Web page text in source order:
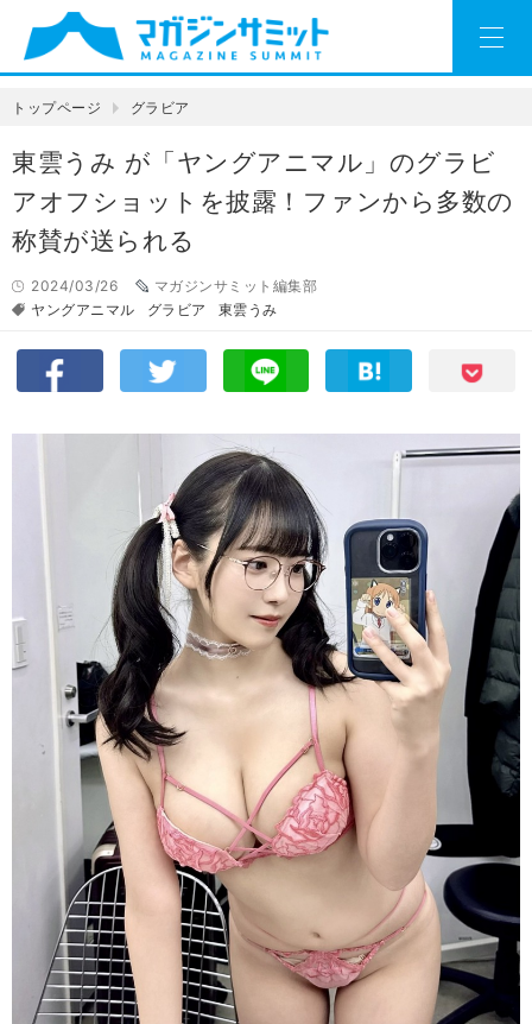
トップページ グラビア
東雲うみ が「ヤングアニマル」のグラビ
アオフショットを披露！ファンから多数の
称賛が送られる
2024/03/26
マガジンサミット編集部
ヤングアニマル
グラビア 東雲うみ